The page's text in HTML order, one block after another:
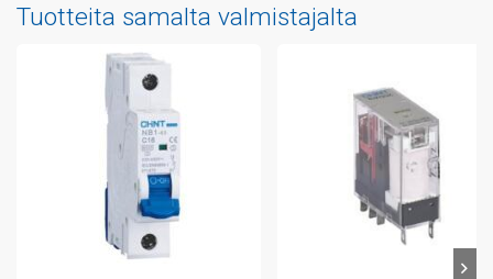
Tuotteita samalta valmistajalta